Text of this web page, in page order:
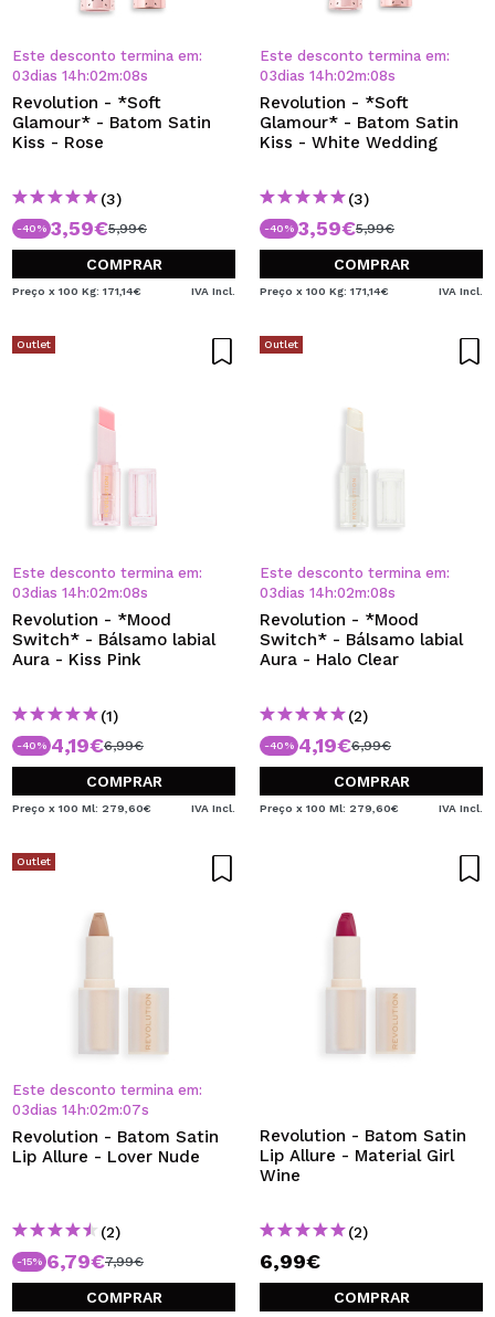
Este desconto termina em:
03dias 14 h:02m:08s
Revolution - *Soft
Glamour* - Batom Satin
Kiss - Rose
(3)
-40% 3,59€5,99€
COMPRAR
Preço x 100 Kg: 171,14€ IVA Incl.
Este desconto termina em:
03dias 14 h:02m:08s
Revolution - *Soft
Glamour* - Batom Satin
Kiss - White Wedding
(3)
-40% 3,59€5,99€
COMPRAR
Preço x 100 Kg: 171,14€ IVA Incl.
Outlet
Este desconto termina em:
03dias 14 h:02m:08s
Revolution - *Mood
Switch* - Bálsamo labial
Aura - Kiss Pink
(1)
-40% 4,19€6,99€
COMPRAR
Preço x 100 Ml: 279,60€ IVA Incl.
Outlet
Este desconto termina em:
03dias 14 h:02m:08s
Revolution - *Mood
Switch* - Bálsamo labial
Aura - Halo Clear
(2)
-40% 4,19€6,99€
COMPRAR
Preço x 100 Ml: 279,60€ IVA Incl.
Outlet
Este desconto termina em:
03dias 14 h:02m:07s
Revolution - Batom Satin
Lip Allure - Lover Nude
(2)
-15% 6,79€7,99€
COMPRAR
Revolution - Batom Satin
Lip Allure - Material Girl
Wine
(2)
6,99€
COMPRAR